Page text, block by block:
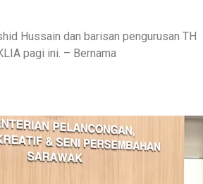
Hussain dan barisan pengurusan TH
pagi ini. – Bernama